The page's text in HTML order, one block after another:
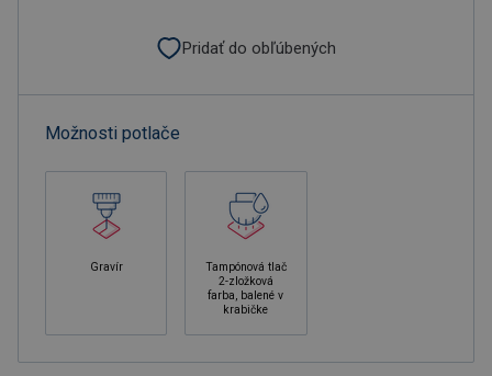
Pridať do obľúbených
Možnosti potlače
Gravír
Tampónová tlač
2-zložková
farba, balené v
krabičke